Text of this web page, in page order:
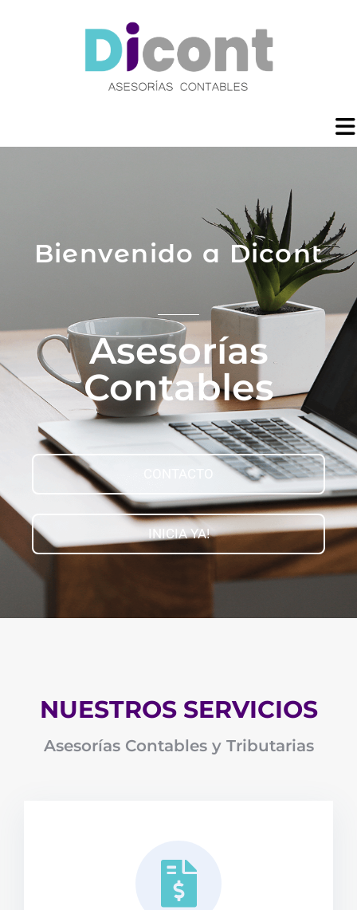
Bienvenido a Dicont
Asesorías
Contables
INICIA YA!
NUESTROS SERVICIOS
Asesorías Contables y Tributarias